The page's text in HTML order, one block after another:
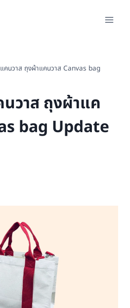
แคนวาส ถุงผ้าแคนวาส Canvas bag
นวาส ถุงผ้าแค
bag Update